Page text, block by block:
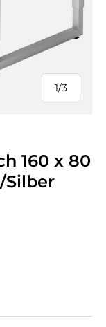
1/
von
3
160 x 80
Silber